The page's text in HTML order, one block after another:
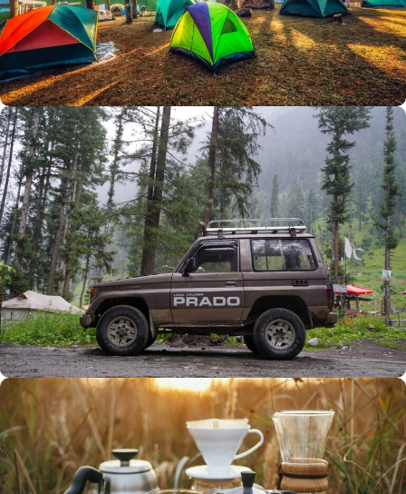
Büyük Yaz İndirimi
0
Günler
00
Hr
00
Min
00
SSK
Alışverişe Başla
ARAÇ AKSESUARLARI
SATIŞ VE MONTAJ
Keşfet